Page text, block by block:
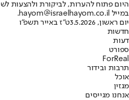
היום פתוח להערות, לביקורת ולהצעות
במייל hayom@israelhayom.co.il.
יום ראשון, 3.5.2026
ט"ז באייר תשפ"ו
חדשות
דעות
ספורט
ForReal
תרבות ובידור
אוכל
מגזין
אנחנו מגייסים